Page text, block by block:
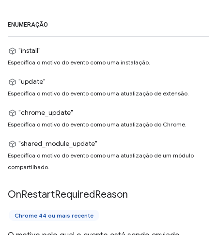
ENUMERAÇÃO
"install"
Especifica o motivo do evento como uma instalação.
"update"
Especifica o motivo do evento como uma atualização de extensão.
"chrome_update"
Especifica o motivo do evento como uma atualização do Chrome.
"shared_module_update"
Especifica o motivo do evento como uma atualização de um módulo
compartilhado.
OnRestartRequiredReason
Chrome 44 ou mais recente